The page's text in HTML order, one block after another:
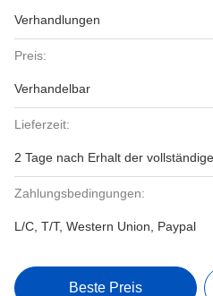
Verhandlungen
Preis:
Verhandelbar
Lieferzeit:
2 Tage nach Erhalt der
Zahlungsbedingungen:
L/C, T/T, Western Union, Paypal
Beste Preis